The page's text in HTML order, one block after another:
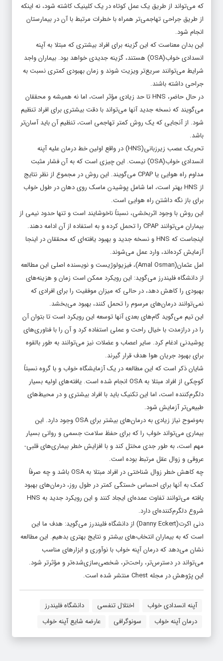
که می‌تواند از طریق یک عمل کوتاه در یک کلینیک کاشته شود، نه اینکه
از طریق جراحی تهاجمی‌تر همراه با خطرات مرتبط با آن در بیمارستان
انجام شود.
این بدان معناست که این گزینه برای افراد بیشتری که مبتلا به آپنه
انسدادی خواب(OSA) هستند، گزینه جدیدی خواهد بود. بیماران واجد
شرایط می‌توانند سریع‌تر ویزیت شوند و زمان بهبودی کمتری نسبت به
جراحی داشته باشند.
در حال حاضر، HNS تا حد زیادی مؤثر است، اما نه همیشه و محققان
می‌گویند که نسخه جدید آنها می‌تواند با دقت بیشتری برای افراد تنظیم
شود. از آنجایی که یک روش کمتر تهاجمی است، تنظیم آن باید آسان‌تر
باشد.
تحریک عصب زیرزبانی(HNS) در واقع اولین خط درمان علیه آپنه
انسدادی خواب(OSA) نیست. این چیزی است که به آن فشار مثبت
مداوم راه هوایی یا CPAP می‌گویند. این روش در مجموع از نظر نتایج
از HNS بهتر است، اما شامل پوشیدن ماسک روی دهان در طول خواب
برای باز نگه داشتن راه هوایی است.
این روش با وجود اثربخشی، نسبتاً ناخوشایند است و تنها حدود نیمی از
بیماران می‌توانند CPAP را تحمل کرده و به استفاده از آن ادامه دهند.
اینجاست که HNS و نسخه جدید و بهبود یافته‌ای که محققان در اینجا
آزمایش کرده‌اند، وارد عمل می‌شوند.
امل عثمان(Amal Osman)، فیزیولوژیست و نویسنده اصلی این مطالعه
از دانشگاه فلیندرز می‌گوید: این رویکرد ممکن است زمان و هزینه‌های
بهبودی را کاهش دهد، در حالی که میزان موفقیت را برای افرادی که
نمی‌توانند درمان‌های مرسوم را تحمل کنند، بهبود می‌بخشد.
این تیم می‌گوید گام‌های بعدی آنها توسعه این رویکرد است تا بتوان آن
را در درازمدت با خیال راحت و عملی استفاده کرد و آن را با فناوری‌های
پوشیدنی ادغام کرد. سایر اعصاب و عضلات نیز می‌توانند به طور بالقوه
برای بهبود جریان هوا هدف قرار گیرند.
شایان ذکر است که این مطالعه در یک آزمایشگاه خواب و با گروه نسبتاً
کوچکی از افراد مبتلا به OSA انجام شده است. یافته‌های اولیه بسیار
دلگرم‌کننده است، اما این تکنیک باید با افراد بیشتری و در محیط‌های
طبیعی‌تر آزمایش شود.
به‌وضوح نیاز زیادی به درمان‌های بیشتر برای OSA وجود دارد. این
بیماری می‌تواند خواب را که برای حفظ سلامت جسمی و روانی بسیار
مهم است، به طور جدی مختل کند و با افزایش خطر بیماری‌های قلبی-
عروقی و زوال عقل مرتبط بوده است.
چه کاهش خطر زوال شناختی در افراد مبتلا به OSA باشد و چه صرفاً
کمک به آنها برای احساس خستگی کمتر در طول روز، درمان‌های بهبود
یافته می‌توانند تفاوت عمده‌ای ایجاد کنند و این رویکرد جدید به HNS
شروع دلگرم‌کننده‌ای دارد.
دنی اکرت(Danny Eckert) از دانشگاه فلیندرز می‌گوید: هدف ما این
است که به بیماران انتخاب‌های بیشتر و نتایج بهتری بدهیم. این مطالعه
نشان می‌دهد که درمان آپنه خواب با نوآوری و ابزارهای مناسب
می‌تواند در دسترس‌تر، راحت‌تر، شخصی‌سازی‌شده‌تر و مؤثرتر شود.
این پژوهش در مجله Chest منتشر شده است.
آپنه انسدادی خواب اختلال تنفسی
دانشگاه فلیندرز
درمان آپنه خواب
سونوگرافی عارضه شایع آپنه خواب